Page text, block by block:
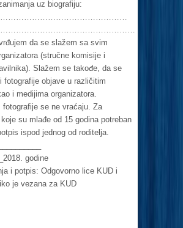
uz biografiju:
da se slažem sa svim
(stručne komisije i
Slažem se takođe, da se
fotografije objave u različitim
i medijima organizatora.
fotografije se ne vraćaju. Za
su mlađe od 15 godina potreban
ispod jednog od roditelja.
godine
i potpis: Odgovorno lice KUD i
je vezana za KUD